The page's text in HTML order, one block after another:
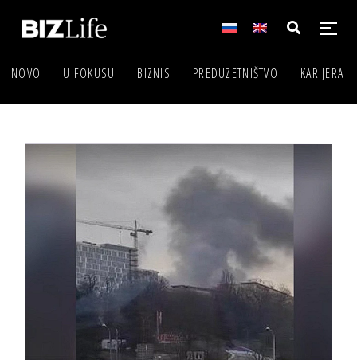
NOVO U FOKUSU BIZNIS PREDUZETNIŠTVO KARIJERA